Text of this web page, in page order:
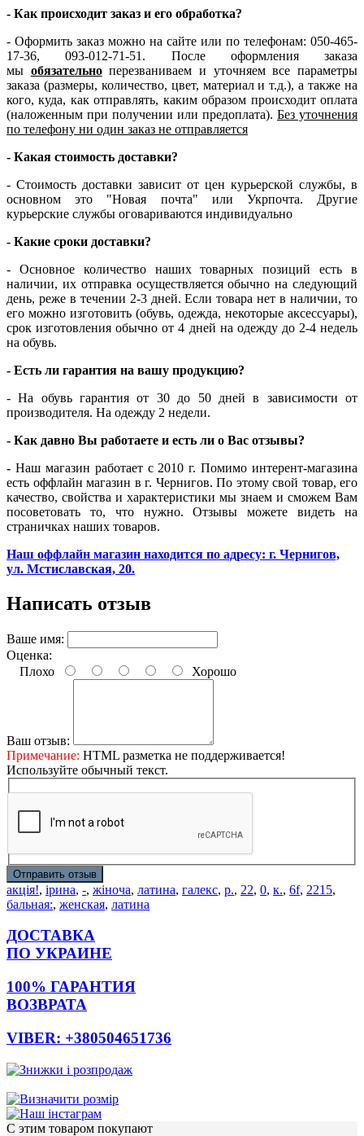
- Как происходит заказ и его обработка?
- Оформить заказ можно на сайте или по телефонам: 050-465-
17-36, 093-012-71-51. После оформления заказа
мы обязательноперезваниваем и уточняем все параметры
заказа (размеры, количество, цвет, материал и т.д.), а также на
кого, куда, как отправлять, каким образом происходит оплата
(наложенным при получении или предоплата). Без уточнения
по телефону ни один заказ не отправляется
- Какая стоимость доставки?
- Стоимость доставки зависит от цен курьерской службы, в
основном это "Новая почта" или Укрпочта. Другие
курьерские службы оговариваются индивидуально
- Какие сроки доставки?
- Основное количество наших товарных позиций есть в
наличии, их отправка осуществляется обычно на следующий
день, реже в течении 2-3 дней. Если товара нет в наличии, то
его можно изготовить (обувь, одежда, некоторые аксессуары),
срок изготовления обычно от 4 дней на одежду до 2-4 недель
на обувь.
- Есть ли гарантия на вашу продукцию?
- На обувь гарантия от 30 до 50 дней в зависимости от
производителя. На одежду 2 недели.
- Как давно Вы работаете и есть ли о Вас отзывы?
- Наш магазин работает с 2010 г. Помимо интерент-магазина
есть оффлайн магазин в г. Чернигов. По этому свой товар, его
качество, свойства и характеристики мы знаем и сможем Вам
посоветовать то, что нужно. Отзывы можете видеть на
страничках наших товаров.
Наш оффлайн магазин находится по адресу: г. Чернигов,
ул. Мстиславская, 20.
Написать отзыв
Ваше имя:
Оценка:
Плохо
Хорошо
Ваш отзыв:
Примечание: HTML разметка не поддерживается!
Используйте обычный текст.
Отправить отзыв
акція!, ірина, -, жіноча, латина, галекс, р., 22, 0, к., 6f, 2215,
бальная:, женская, латина
ДОСТАВКА
ПО УКРАИНЕ
100% ГАРАНТИЯ
ВОЗВРАТА
VIBER: +380504651736
С этим товаром покупают